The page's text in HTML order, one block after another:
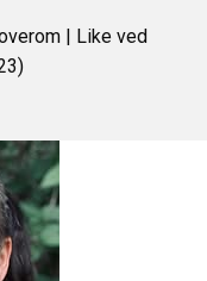
| Like ved